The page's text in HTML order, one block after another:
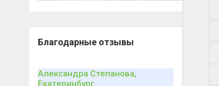
Благодарные отзывы
Александра Степанова,
Екатеринбург